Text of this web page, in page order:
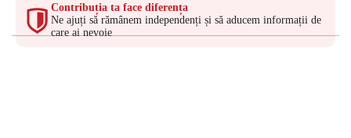
Contribuția ta face diferența
Ne ajuți să rămânem independenți și să aducem informații de
care ai nevoie